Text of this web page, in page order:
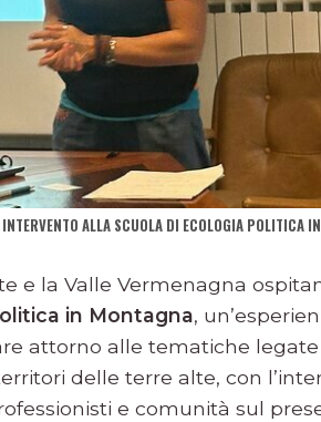
ALLA SCUOLA DI ECOLOGIA
e la Valle Vermenagna
in Montagna,
attorno alle tematiche legate
delle terre alte, con
e comunità sul